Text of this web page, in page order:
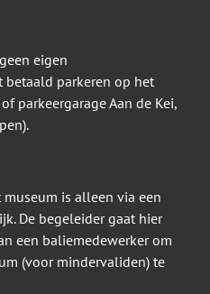
eigen
betaald parkeren op het
parkeergarage Aan de Kei,
is alleen via een
De begeleider gaat hier
een baliemedewerker om
(voor mindervaliden) te